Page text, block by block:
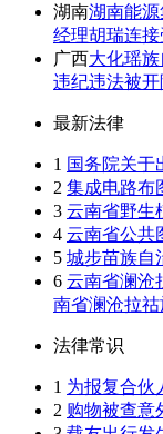
湖南湖南能
经理胡瑞连
广西大化瑶
违纪违法被
最新法律
1 国务院关于
2 集成电路布
3 云南省野生
4 云南省公共
5 城步苗族自
6 云南省澜沧
南省澜沧拉祜
法律常识
1 为报复合伙
2 购物被查意